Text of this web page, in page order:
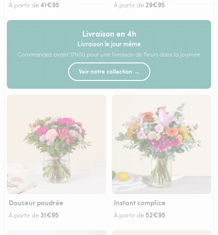
À partir de41€95 À partir de 29€95
Livraison en 4h
Livraison le jour même
Commandez avant 17h00 pour une livraison de fleurs dans la journée
Voir notre collection →
Douceur poudrée
À partir de 31€95
Instant complice
À partir de 52€95